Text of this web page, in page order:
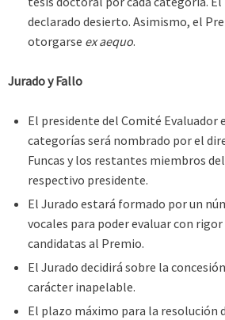
declarado desierto. Asimismo, el
otorgarse ex aequo.
Jurado y Fallo
El presidente del Comité Evaluador
categorías será nombrado por el
Funcas y los restantes miembros
respectivo presidente.
El Jurado estará formado por un
vocales para poder evaluar con
candidatas al Premio.
El Jurado decidirá sobre la
carácter inapelable.
El plazo máximo para la resolución